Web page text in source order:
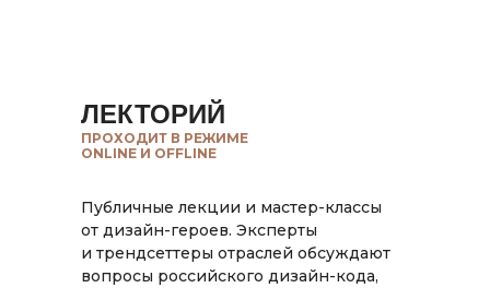
ЛЕКТОРИЙ
ПРОХОДИТ В РЕЖИМЕ
ONLINE И OFFLINE
Публичные лекции и мастер-классы
от дизайн-героев. Эксперты
и трендсеттеры отраслей обсуждают
вопросы российского дизайн-кода,